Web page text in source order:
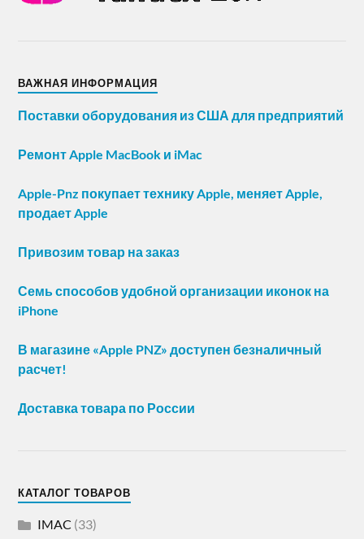
ВАЖНАЯ ИНФОРМАЦИЯ
Поставки оборудования из США для предприятий
Ремонт Apple MacBook и iMac
Apple-Pnz покупает технику Apple, меняет Apple,
продает Apple
Привозим товар на заказ
Семь способов удобной организации иконок на
iPhone
В магазине «Apple PNZ» доступен безналичный
расчет!
Доставка товара по России
КАТАЛОГ ТОВАРОВ
IMAC (33)